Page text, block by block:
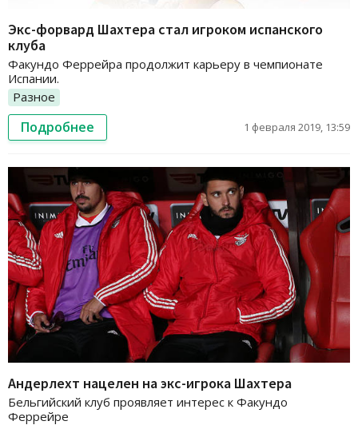
Экс-форвард Шахтера стал игроком испанского
клуба
Факундо Феррейра продолжит карьеру в чемпионате
Испании.
Разное
Подробнее 1 февраля 2019, 13:59
Андерлехт нацелен на экс-игрока Шахтера
Бельгийский клуб проявляет интерес к Факундо
Феррейре